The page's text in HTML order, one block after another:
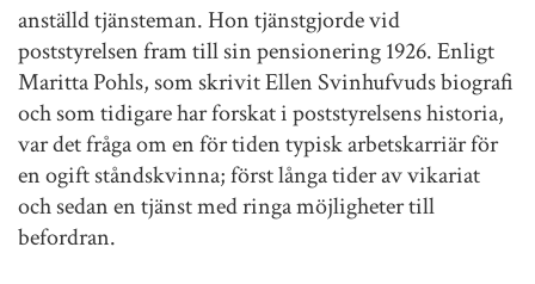
anställd tjänsteman. Hon tjänstgjorde vid
poststyrelsen fram till sin pensionering 1926. Enligt
Maritta Pohls, som skrivit Ellen Svinhufvuds biografi
och som tidigare har forskat i poststyrelsens historia,
var det fråga om en för tiden typisk arbetskarriär för
en ogift ståndskvinna; först långa tider av vikariat
och sedan en tjänst med ringa möjligheter till
befordran.